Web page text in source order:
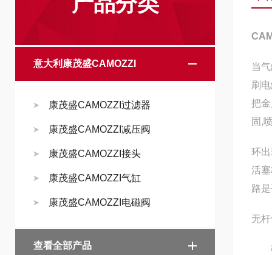
意大利康茂盛CAMOZZI
康茂盛CAMOZZI过滤器
康茂盛CAMOZZI减压阀
康茂盛CAMOZZI接头
康茂盛CAMOZZI气缸
康茂盛CAMOZZI电磁阀
查看全部产品
当
刷
把
固,
环
活
路
无
磁